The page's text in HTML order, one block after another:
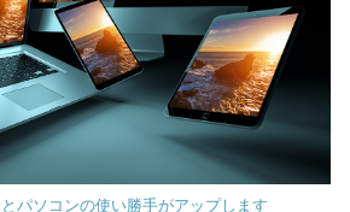
パソコンの使い勝手がアップします